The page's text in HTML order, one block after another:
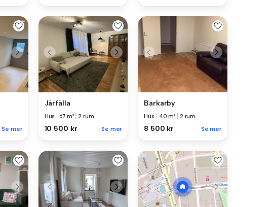
Se mer
Järfälla
Hus 67 m² |2 rum
10 500 kr Se mer
Barkarby
Hus 40 m² 2 rum
8 500 kr Se mer